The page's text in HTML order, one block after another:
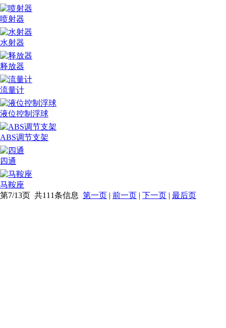
喷射器
水射器
释放器
流量计
液位控制浮球
ABS调节支架
四通
马鞍座
第7/13页 共111条信息 第一页 | 前一页 | 下一页 | 最后页